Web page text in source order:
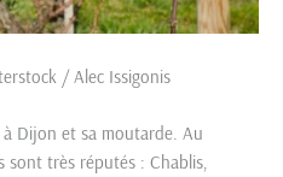
/ Alec Issigonis
à Dijon et sa moutarde. Au
très réputés : Chablis,